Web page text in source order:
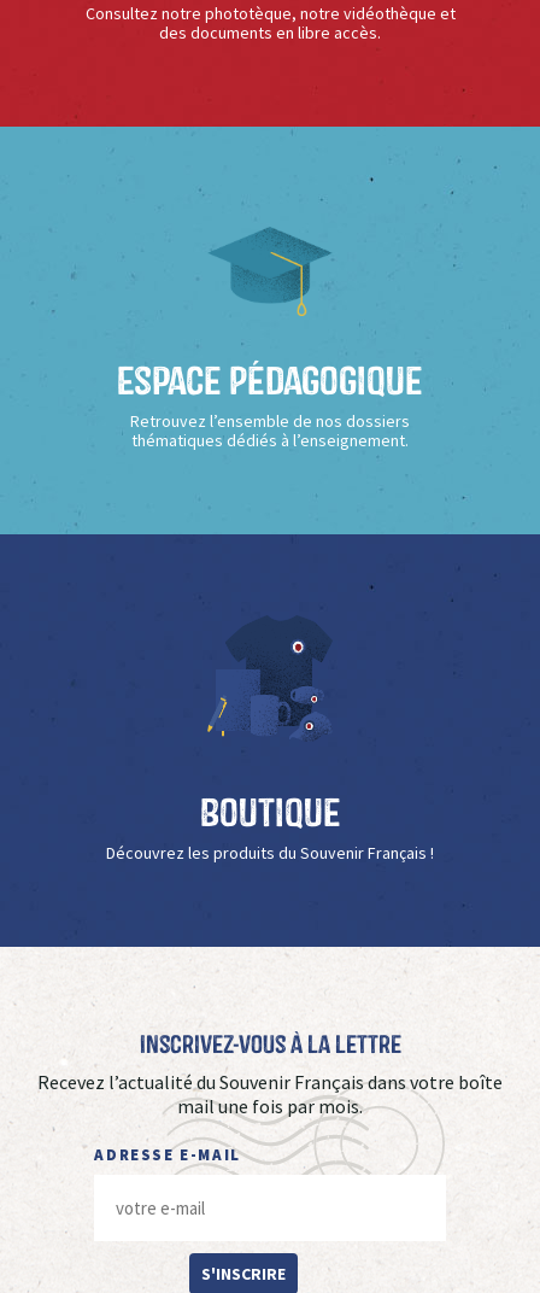
Consultez notre phototèque, notre vidéothèque et
des documents en libre accès.
Espace Pédagogique
Retrouvez l’ensemble de nos dossiers
thématiques dédiés à l’enseignement.
Boutique
Découvrez les produits du Souvenir Français !
Inscrivez-vous à La Lettre
Recevez l’actualité du Souvenir Français dans votre boîte
mail une fois par mois.
ADRESSE E-MAIL
S'INSCRIRE